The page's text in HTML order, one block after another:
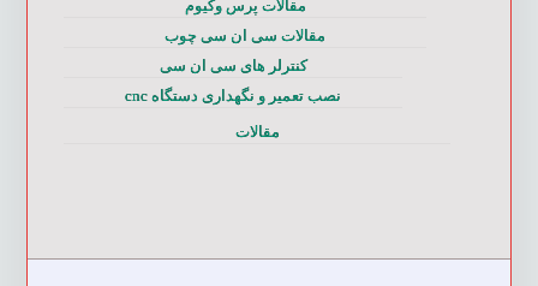
مقالات پرس وکیوم
مقالات سی ان سی چوب
کنترلر های سی ان سی
نصب تعمیر و نگهداری دستگاه cnc
مقالات